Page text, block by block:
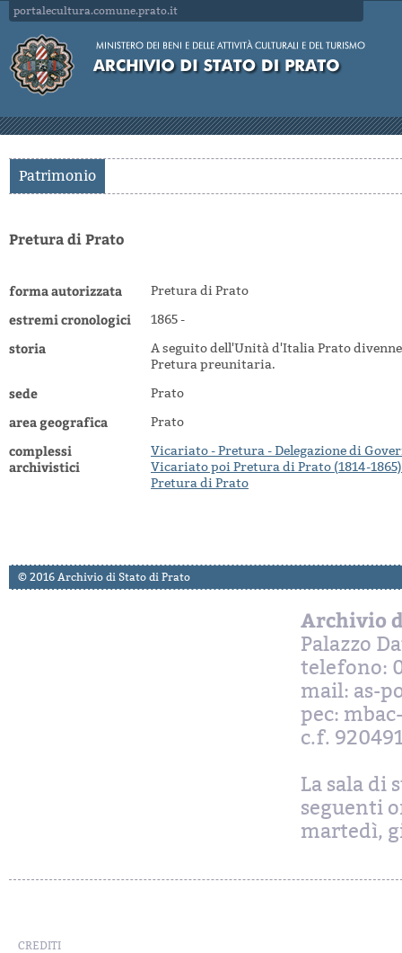
portalecultura.comune.prato.it
Patrimonio
Pretura di Prato
forma autorizzata Pretura di Prato
estremi cronologici 1865 -
storia
A seguito dell'Unità d'Italia Prato
Pretura preunitaria.
sede Prato
area geografica Prato
complessi
archivistici
Vicariato - Pretura - Delegazione di
Vicariato poi Pretura di Prato (1814-1865)
Pretura di Prato
© 2016 Archivio di Stato di Prato
Archivio
Palazzo
telefono:
mail: as-
pec:
c.f.
La sala di
seguenti
martedì,
CREDITI